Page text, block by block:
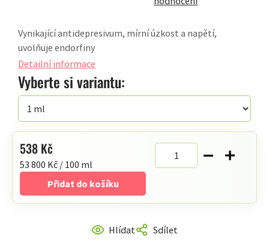
produktu
z
5
hvězdiček.
Vyberte si variantu:
Vynikající antidepresivum, mírní úzkost a napětí,
uvolňuje endorfiny
Detailní informace
Hlídat Sdílet
538 Kč
Měrná
53 800 Kč / 100 ml
Přidat do košíku